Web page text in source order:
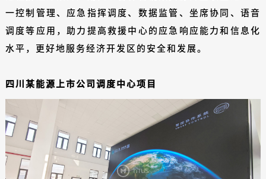
一控制管理、应急指挥调度、数据监管、坐席协同、语音
调度等应用，助力提高救援中心的应急响应能力和信息化
水平，更好地服务经济开发区的安全和发展。
四川某能源上市公司调度中心项目